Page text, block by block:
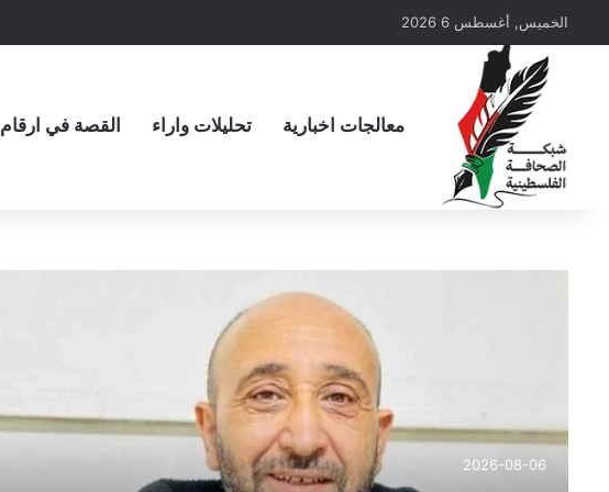
الخميس, أغسطس 6 2026
معالجات اخبارية تحليلات واراء القصة في ارقام
2026-08-06